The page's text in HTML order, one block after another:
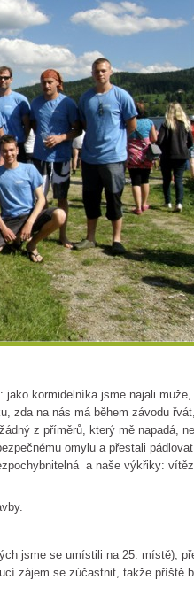
jako kormidelníka jsme najali
zda na nás má během závodu
z příměrů, který mě napadá,
omylu a přestali
a naše výkřiky:
jsme se umístili na 25. místě),
zájem se zúčastnit, takže příště